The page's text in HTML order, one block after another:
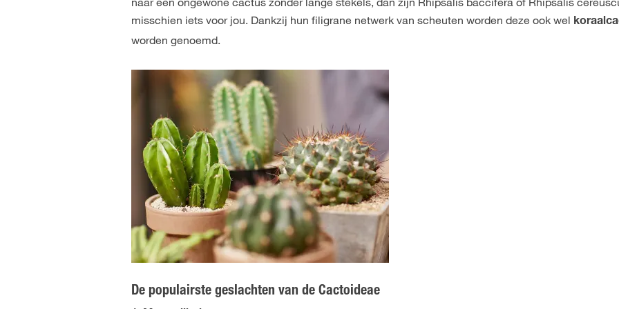
misschien iets voor jou. Dankzij hun filigrane netwerk van scheuten worden deze ook wel
worden genoemd.
De populairste geslachten van de Cactoideae